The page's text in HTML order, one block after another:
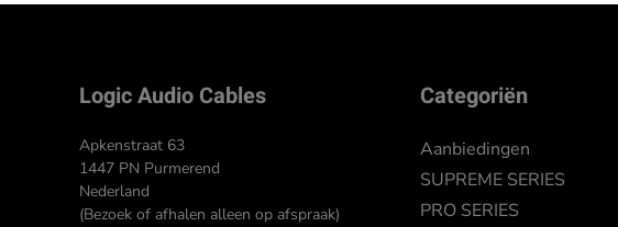
Logic Audio Cables
Apkenstraat 63
1447 PN Purmerend
Nederland
(Bezoek of afhalen alleen op afspraak)
Categoriën
Aanbiedingen
SUPREME SERIES
PRO SERIES